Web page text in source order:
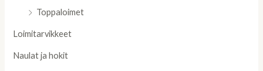
Toppaloimet
Loimitarvikkeet
Naulat ja hokit